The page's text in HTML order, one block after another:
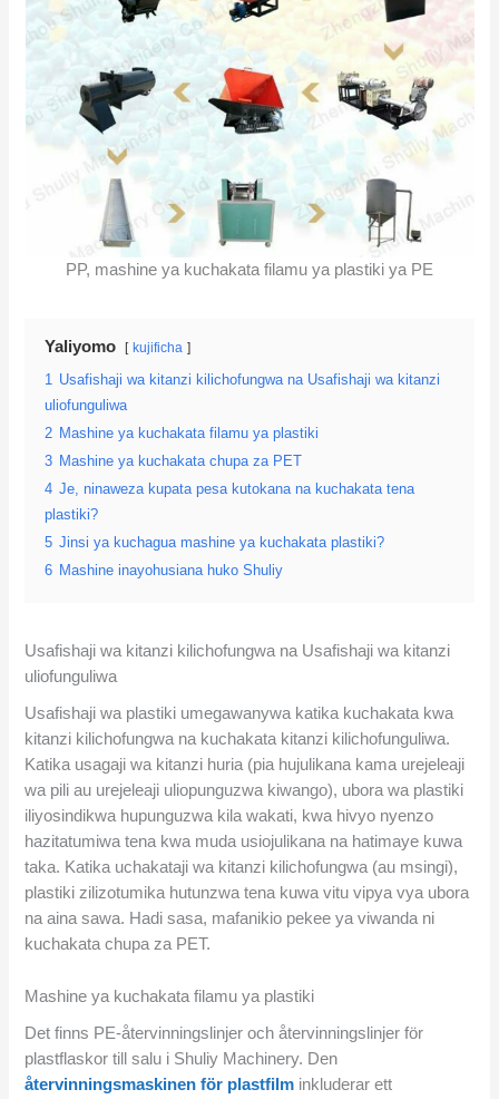
PP, mashine ya kuchakata filamu ya plastiki ya PE
Yaliyomo kujificha
1 Usafishaji wa kitanzi kilichofungwa na Usafishaji wa kitanzi
uliofunguliwa
2 Mashine ya kuchakata filamu ya plastiki
3 Mashine ya kuchakata chupa za PET
4 Je, ninaweza kupata pesa kutokana na kuchakata tena
plastiki?
5 Jinsi ya kuchagua mashine ya kuchakata plastiki?
6 Mashine inayohusiana huko Shuliy
Usafishaji wa kitanzi kilichofungwa na Usafishaji wa kitanzi
uliofunguliwa
Usafishaji wa plastiki umegawanywa katika kuchakata kwa
kitanzi kilichofungwa na kuchakata kitanzi kilichofunguliwa.
Katika usagaji wa kitanzi huria (pia hujulikana kama urejeleaji
wa pili au urejeleaji uliopunguzwa kiwango), ubora wa plastiki
iliyosindikwa hupunguzwa kila wakati, kwa hivyo nyenzo
hazitatumiwa tena kwa muda usiojulikana na hatimaye kuwa
taka. Katika uchakataji wa kitanzi kilichofungwa (au msingi),
plastiki zilizotumika hutunzwa tena kuwa vitu vipya vya ubora
na aina sawa. Hadi sasa, mafanikio pekee ya viwanda ni
kuchakata chupa za PET.
Mashine ya kuchakata filamu ya plastiki
Det finns PE-återvinningslinjer och återvinningslinjer för
plastflaskor till salu i Shuliy Machinery. Den
återvinningsmaskinen för plastfilm inkluderar ett